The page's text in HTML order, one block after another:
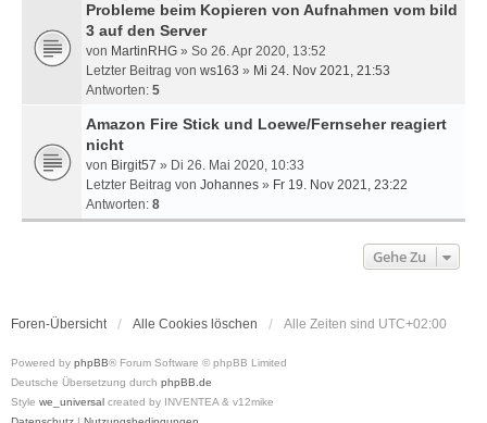
Probleme beim Kopieren von Aufnahmen vom bild
3 auf den Server
von MartinRHG » So 26. Apr 2020, 13:52
Letzter Beitrag von ws163 » Mi 24. Nov 2021, 21:53
Antworten: 5
Amazon Fire Stick und Loewe/Fernseher reagiert
nicht
von Birgit57 » Di 26. Mai 2020, 10:33
Letzter Beitrag von Johannes » Fr 19. Nov 2021, 23:22
Antworten: 8
Gehe Zu
Foren-Übersicht Alle Cookies löschen Alle Zeiten sind UTC+02:00
Powered by phpBB® Forum Software © phpBB Limited
Deutsche Übersetzung durch phpBB.de
Style we_universal created by INVENTEA & v12mike